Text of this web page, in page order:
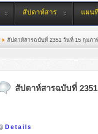
สัปดาห์สาร แผน
สัปดาห์สารฉบับที่ 2351 วันที่ 15 กุมภา
สัปดาห์สารฉบับที่
Details